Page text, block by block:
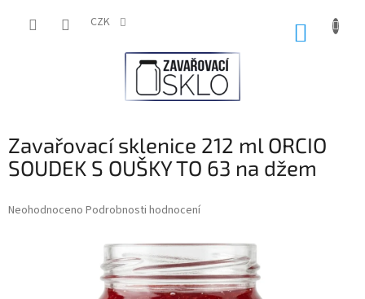
CZK
Zavařovací sklenice 212 ml ORCIO
SOUDEK S OUŠKY TO 63 na džem
Průměrné
Neohodnoceno Podrobnosti hodnocení